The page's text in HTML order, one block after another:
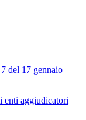
del 17 gennaio
enti aggiudicatori